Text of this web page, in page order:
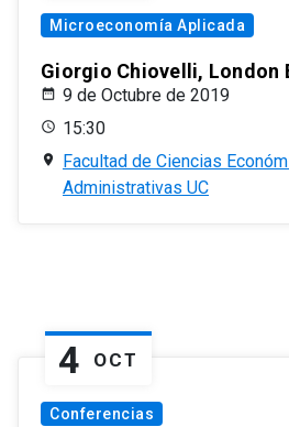
Microeconomía Aplicada
Giorgio Chiovelli, London
9 de Octubre de 2019
15:30
Facultad de Ciencias
Administrativas UC
4 OCT
Conferencias